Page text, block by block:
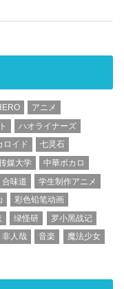
アニメ
ハオライナーズ
ロイド
七灵石
媒大学
中華ボカロ
合味道
学生制作アニメ
彩色铅笔动画
绿怪研
罗小黑战记
非人哉 音楽 魔法少女